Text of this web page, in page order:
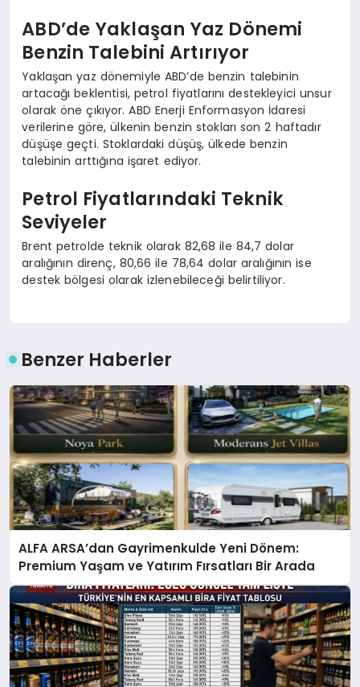
ABD’de Yaklaşan Yaz Dönemi
Benzin Talebini Artırıyor
Yaklaşan yaz dönemiyle ABD’de benzin talebinin
artacağı beklentisi, petrol fiyatlarını destekleyici unsur
olarak öne çıkıyor. ABD Enerji Enformasyon İdaresi
verilerine göre, ülkenin benzin stokları son 2 haftadır
düşüşe geçti. Stoklardaki düşüş, ülkede benzin
talebinin arttığına işaret ediyor.
Petrol Fiyatlarındaki Teknik
Seviyeler
Brent petrolde teknik olarak 82,68 ile 84,7 dolar
aralığının direnç, 80,66 ile 78,64 dolar aralığının ise
destek bölgesi olarak izlenebileceği belirtiliyor.
Benzer Haberler
ALFA ARSA’dan Gayrimenkulde Yeni Dönem:
Premium Yaşam ve Yatırım Fırsatları Bir Arada